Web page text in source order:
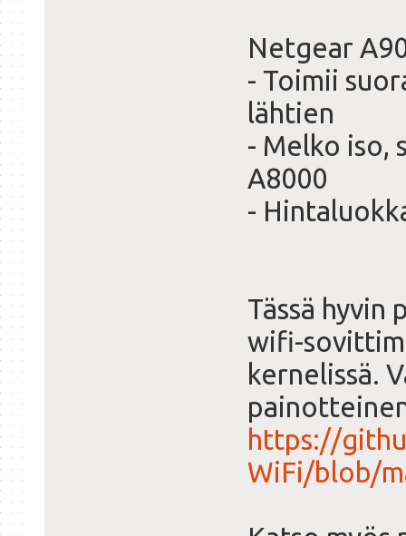
Netgear
- Toimii
lähtien
- Melko iso,
A8000
-
Tässä hyvin
wifi-
kernelissä.
https://
WiFi/blob/